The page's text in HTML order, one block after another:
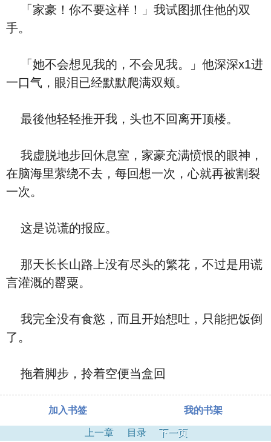
「家豪！你不要这样！」我试图抓住他的双
手。
「她不会想见我的，不会见我。」他深深x1进
一口气，眼泪已经默默爬满双颊。
最後他轻轻推开我，头也不回离开顶楼。
我虚脱地步回休息室，家豪充满愤恨的眼神，
在脑海里萦绕不去，每回想一次，心就再被割裂
一次。
这是说谎的报应。
那天长长山路上没有尽头的繁花，不过是用谎
言灌溉的罂粟。
我完全没有食慾，而且开始想吐，只能把饭倒
了。
拖着脚步，拎着空便当盒回
加入书签 我的书架
上一章 目录 下一页